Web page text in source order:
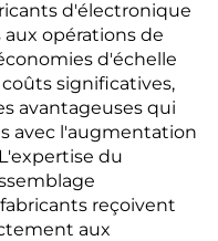
d'électronique
opérations de
d'échelle
significatives,
avantageuses qui
avec l'augmentation
du
reçoivent
aux